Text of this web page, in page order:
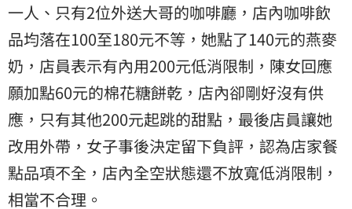
一人、只有2位外送大哥的咖啡廳，店內咖啡飲
品均落在100至180元不等，她點了140元的燕麥
奶，店員表示有內用200元低消限制，陳女回應
願加點60元的棉花糖餅乾，店內卻剛好沒有供
應，只有其他200元起跳的甜點，最後店員讓她
改用外帶，女子事後決定留下負評，認為店家餐
點品項不全，店內全空狀態還不放寬低消限制，
相當不合理。